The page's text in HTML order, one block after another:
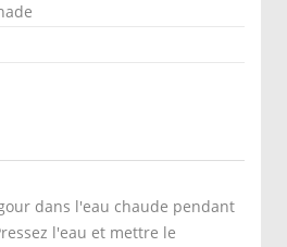
dans l'eau chaude pendant
l'eau et mettre le